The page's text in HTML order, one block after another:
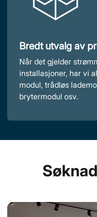
Bredt utvalg av
Når det gjelder
installasjoner, har vi
modul, trådløs
brytermodul osv.